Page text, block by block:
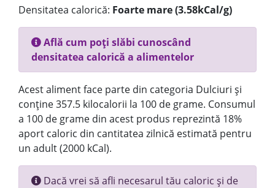
Densitatea calorică: Foarte mare (3.58kCal/g)
Află cum poți slăbi cunoscând
densitatea calorică a alimentelor
Acest aliment face parte din categoria Dulciuri și
conține 357.5 kilocalorii la 100 de grame. Consumul
a 100 de grame din acest produs reprezintă 18%
aport caloric din cantitatea zilnică estimată pentru
un adult (2000 kCal).
Dacă vrei să afli necesarul tău caloric și de